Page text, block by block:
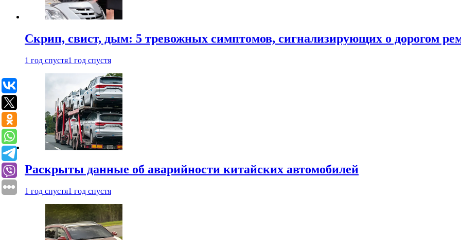
Скрип, свист, дым: 5 тревожных симптомов, сигнализирующих о дорогом
1 год спустя1 год спустя
Раскрыты данные об аварийности китайских автомобилей
1 год спустя1 год спустя